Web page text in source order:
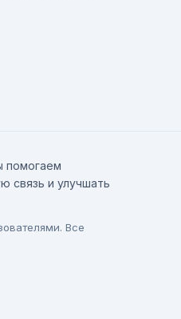
помогаем
связь и улучшать
Все